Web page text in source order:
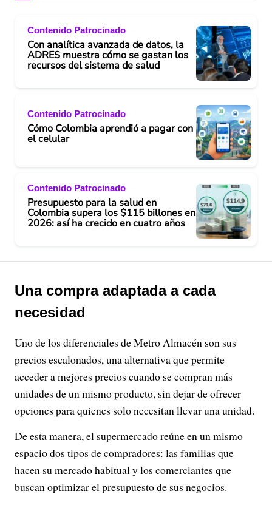
Contenido Patrocinado
Con analítica avanzada de datos, la
ADRES muestra cómo se gastan los
recursos del sistema de salud
Contenido Patrocinado
Cómo Colombia aprendió a pagar con
el celular
Contenido Patrocinado
Presupuesto para la salud en
Colombia supera los $115 billones en
2026: así ha crecido en cuatro años
Una compra adaptada a cada
necesidad
Uno de los diferenciales de Metro Almacén son sus
precios escalonados, una alternativa que permite
acceder a mejores precios cuando se compran más
unidades de un mismo producto, sin dejar de ofrecer
opciones para quienes solo necesitan llevar una unidad.
De esta manera, el supermercado reúne en un mismo
espacio dos tipos de compradores: las familias que
hacen su mercado habitual y los comerciantes que
buscan optimizar el presupuesto de sus negocios.